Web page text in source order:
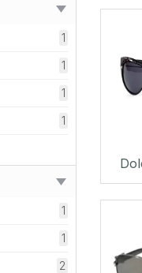
1
1
1
1
6
14
4
30
1
1
2